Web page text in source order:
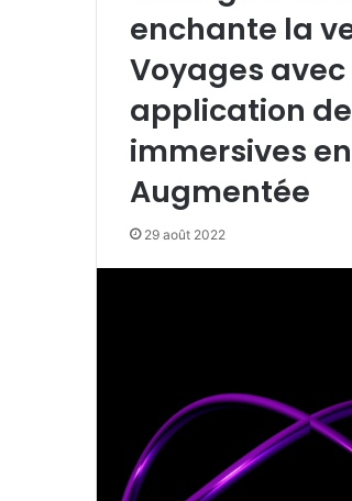
enchante la
Voyages avec
application
immersives
Augmentée
29 août 2022